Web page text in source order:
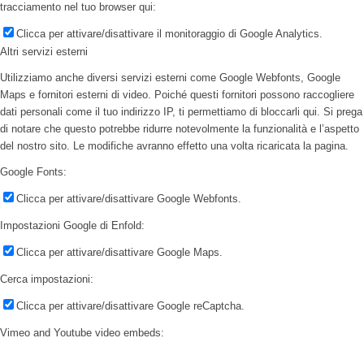
tracciamento nel tuo browser qui:
Clicca per attivare/disattivare il monitoraggio di Google Analytics.
Altri servizi esterni
Utilizziamo anche diversi servizi esterni come Google Webfonts, Google
Maps e fornitori esterni di video. Poiché questi fornitori possono raccogliere
dati personali come il tuo indirizzo IP, ti permettiamo di bloccarli qui. Si prega
di notare che questo potrebbe ridurre notevolmente la funzionalità e l’aspetto
del nostro sito. Le modifiche avranno effetto una volta ricaricata la pagina.
Google Fonts:
Clicca per attivare/disattivare Google Webfonts.
Impostazioni Google di Enfold:
Clicca per attivare/disattivare Google Maps.
Cerca impostazioni:
Clicca per attivare/disattivare Google reCaptcha.
Vimeo and Youtube video embeds: